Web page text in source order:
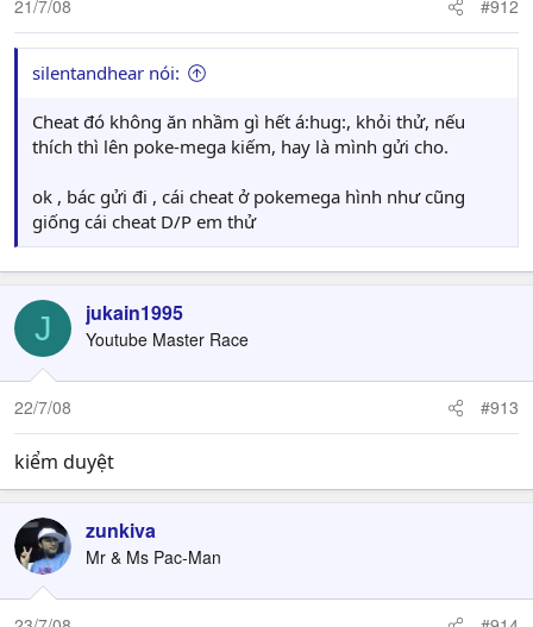
21/7/08 #912
silentandhear nói:
Cheat đó không ăn nhầm gì hết á:hug:, khỏi thử, nếu
thích thì lên poke-mega kiếm, hay là mình gửi cho.
ok , bác gửi đi , cái cheat ở pokemega hình như cũng
giống cái cheat D/P em thử
J jukain1995
Youtube Master Race
22/7/08 #913
kiểm duyệt
zunkiva
Mr & Ms Pac-Man